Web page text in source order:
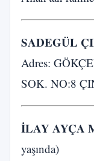
SADEGÜL
Adres:
SOK. NO:8
İLAY AYÇA
yaşında)